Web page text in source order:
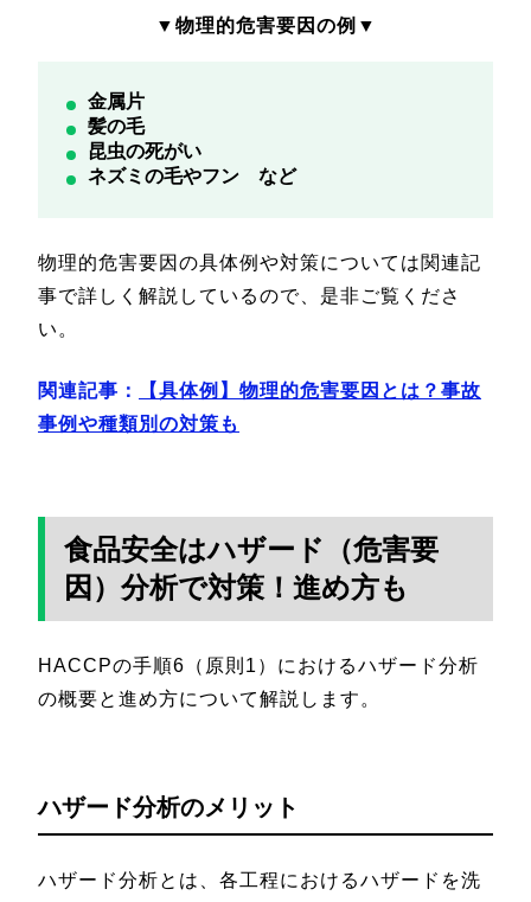
▼物理的危害要因の例▼
金属片
髪の毛
昆虫の死がい
ネズミの毛やフン など
物理的危害要因の具体例や対策については関連記
事で詳しく解説しているので、是非ご覧くださ
い。
関連記事：
【具体例】物理的危害要因とは？事故
事例や種類別の対策も
食品安全はハザード（危害要
因）分析で対策！進め方も
HACCPの手順6（原則1）におけるハザード分析
の概要と進め方について解説します。
ハザード分析のメリット
ハザード分析とは、各工程におけるハザードを洗